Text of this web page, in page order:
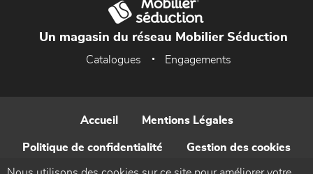
Un magasin du réseau Mobilier Séduction
Catalogues Engagements
Accueil Mentions Légales
Politique de confidentialité Gestion des cookies